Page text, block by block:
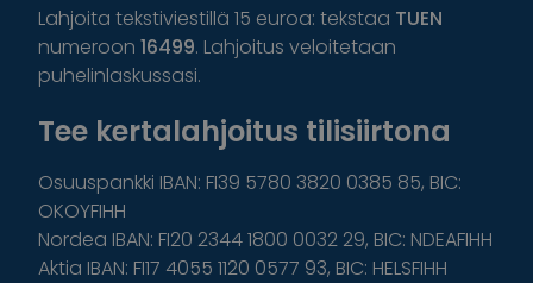
Lahjoita tekstiviestillä 15 euroa: tekstaa TUEN
numeroon 16499. Lahjoitus veloitetaan
puhelinlaskussasi.
Tee kertalahjoitus tilisiirtona
Osuuspankki IBAN: FI39 5780 3820 0385 85, BIC:
OKOYFIHH
Nordea IBAN: FI20 2344 1800 0032 29, BIC: NDEAFIHH
Aktia IBAN: FI17 4055 1120 0577 93, BIC: HELSFIHH